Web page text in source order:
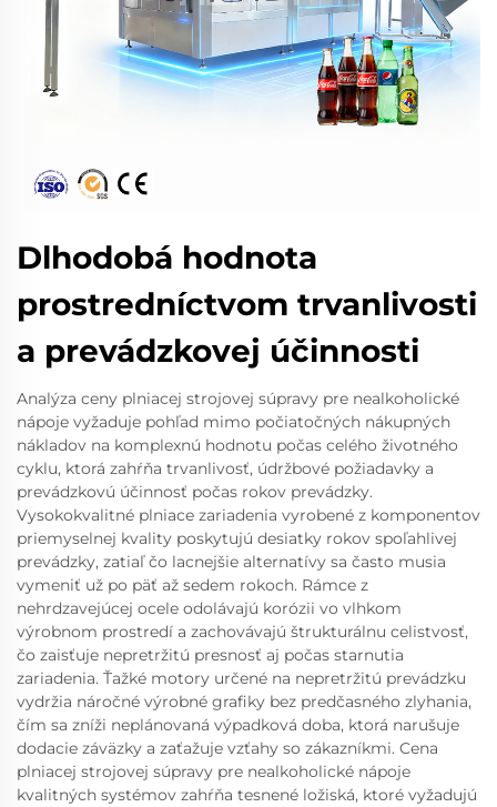
Dlhodobá hodnota
prostredníctvom trvanlivosti
a prevádzkovej účinnosti
Analýza ceny plniacej strojovej súpravy pre nealkoholické
nápoje vyžaduje pohľad mimo počiatočných nákupných
nákladov na komplexnú hodnotu počas celého životného
cyklu, ktorá zahŕňa trvanlivosť, údržbové požiadavky a
prevádzkovú účinnosť počas rokov prevádzky.
Vysokokvalitné plniace zariadenia vyrobené z komponentov
priemyselnej kvality poskytujú desiatky rokov spoľahlivej
prevádzky, zatiaľ čo lacnejšie alternatívy sa často musia
vymeniť už po päť až sedem rokoch. Rámce z
nehrdzavejúcej ocele odolávajú korózii vo vlhkom
výrobnom prostredí a zachovávajú štrukturálnu celistvosť,
čo zaisťuje nepretržitú presnosť aj počas starnutia
zariadenia. Ťažké motory určené na nepretržitú prevádzku
vydržia náročné výrobné grafiky bez predčasného zlyhania,
čím sa zníži neplánovaná výpadková doba, ktorá narušuje
dodacie záväzky a zaťažuje vzťahy so zákazníkmi. Cena
plniacej strojovej súpravy pre nealkoholické nápoje
kvalitných systémov zahŕňa tesnené ložiská, ktoré vyžadujú